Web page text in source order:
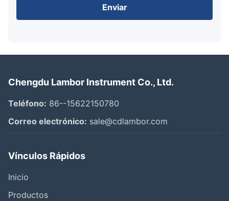
Enviar
Chengdu Lambor Instrument Co., Ltd.
Teléfono: 86--15622150780
Correo electrónico: sale@cdlambor.com
Vínculos Rápidos
Inicio
Productos